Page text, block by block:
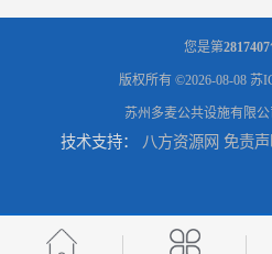
南通塑料垃圾桶生产厂家 南通塑料分类垃圾桶定做 南通小区垃圾桶批发价格
您是第2817407
版权所有 ©2026-08-08 苏
苏州多麦公共设施有限公
技术支持： 八方资源网 免责